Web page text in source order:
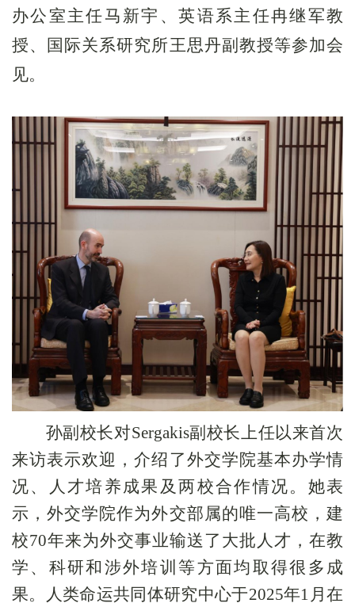
办公室主任马新宇、英语系主任冉继军教
授、 国际关系研究所王思丹副教授等参加会
见。
孙副校长对Sergakis副校长 上任以来首次
来访表示欢迎，介绍了外交学院基本办学情
况、 人才培养成果 及两校合作情况。她表
示，外交学院作为外交部属的唯一高校 ，建
校70年来为外交事业输送了大批人才，在教
学、科研和涉外培训等方面均取得很多成
果。人类命运共同体研究中心于2025年1 月在